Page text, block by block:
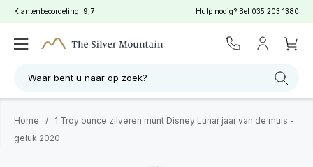
Klantenbeoordeling: 9,7 Hulp nodig? Bel 035 203 1380
Waar bent u naar op zoek?
Home /
1 Troy ounce zilveren munt Disney Lunar jaar van de muis -
geluk 2020